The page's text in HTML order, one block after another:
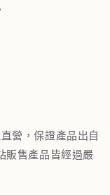
營，保證產品出自
販售產品皆經過嚴